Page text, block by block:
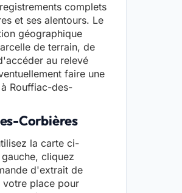
complets
et ses alentours. Le
géographique
de terrain, de
au relevé
faire une
Rouffiac-des-
Corbières
la carte ci-
cliquez
d'extrait de
votre place pour